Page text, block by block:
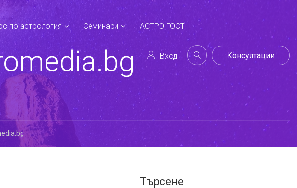
по астрология Семинари АСТРО ГОСТ
Вход Консултации
Търсене